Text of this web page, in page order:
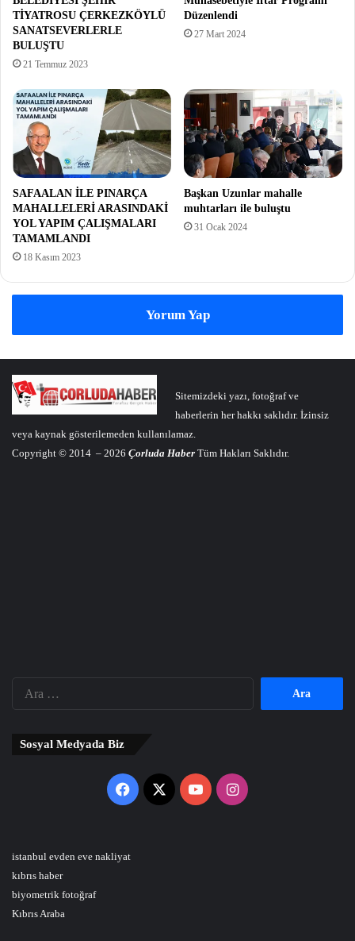
TİYATROSU ÇERKEZKÖYLÜ
SANATSEVERLERLE
BULUŞTU
21 Temmuz 2023
Düzenlendi
27 Mart 2024
SAFAALAN İLE PINARÇA
MAHALLELERİ ARASINDAKİ
YOL YAPIM ÇALIŞMALARI
TAMAMLANDI
18 Kasım 2023
Başkan Uzunlar mahalle
muhtarları ile buluştu
31 Ocak 2024
Yorum Yap
Sitemizdeki yazı, fotoğraf ve
haberlerin her hakkı saklıdır. İzinsiz
veya kaynak gösterilemeden kullanılamaz.
Copyright © 2014 – 2026 Çorluda Haber Tüm Hakları Saklıdır.
Sosyal Medyada Biz
Facebook
X YouTubeInstagram
istanbul evden eve nakliyat
kıbrıs haber
biyometrik fotoğraf
Kıbrıs Araba